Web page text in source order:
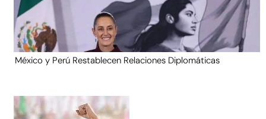
México y Perú Restablecen Relaciones Diplomáticas